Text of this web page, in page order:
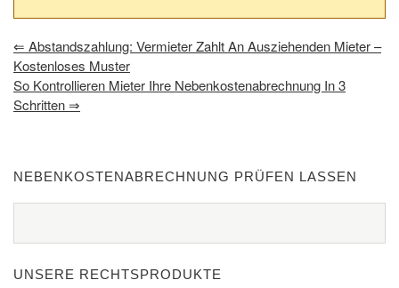
⇐ Abstandszahlung: Vermieter Zahlt An Ausziehenden Mieter –
Kostenloses Muster
So Kontrollieren Mieter Ihre Nebenkostenabrechnung In 3
Schritten⇒
NEBENKOSTENABRECHNUNG PRÜFEN LASSEN
UNSERE RECHTSPRODUKTE